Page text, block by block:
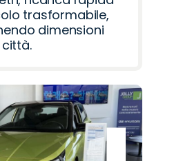
trasformabile,
dimensioni